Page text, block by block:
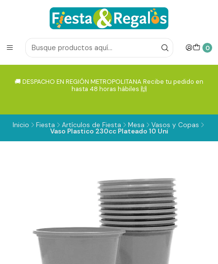
0
🚚 DESPACHO EN REGIÓN METROPOLITANA Recibe tu pedido en
hasta 48 horas hábiles 🙌
Inicio Fiesta Artículos de Fiesta Mesa Vasos y Copas
Vaso Plastico 230cc Plateado 10 Uni